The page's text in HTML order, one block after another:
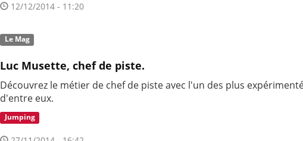
12/12/2014 - 11:20
Le Mag
Luc Musette, chef de piste.
Découvrez le métier de chef de piste avec l'un des plus
d'entre eux.
Jumping